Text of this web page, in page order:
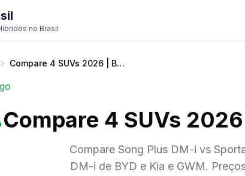
no Brasil
Compare 4 SUVs 2026 | BYD, Kia, GWM | Elétricos Brasil
Compare 4 SUVs
Compare Song Plus DM-i vs
DM-i de BYD e Kia e GWM.